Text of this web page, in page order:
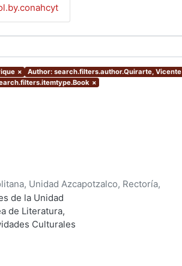
× Author: search.filters.author.Quirarte, Vicente
×
Unidad Azcapotzalco, Rectoría,
,1985)
Enrique
de la Unidad
de Literatura,
Culturales